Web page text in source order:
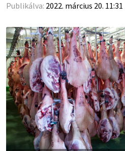
Publikálva: 2022. március 20. 11:31